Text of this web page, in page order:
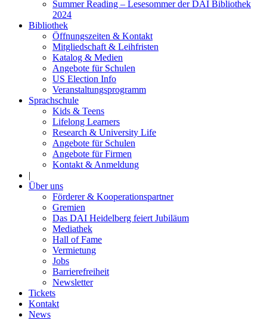
Summer Reading – Lesesommer der DAI Bibliothek
2024
Bibliothek
Öffnungszeiten & Kontakt
Mitgliedschaft & Leihfristen
Katalog & Medien
Angebote für Schulen
US Election Info
Veranstaltungsprogramm
Sprachschule
Kids & Teens
Lifelong Learners
Research & University Life
Angebote für Schulen
Angebote für Firmen
Kontakt & Anmeldung
|
Über uns
Förderer & Kooperationspartner
Gremien
Das DAI Heidelberg feiert Jubiläum
Mediathek
Hall of Fame
Vermietung
Jobs
Barrierefreiheit
Newsletter
Tickets
Kontakt
News